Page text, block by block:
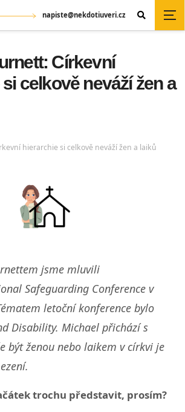
napiste@nekdotiuveri.cz
Církevní
celkově neváží žen a
hierarchie si celkově neváží žen a laiků
jsme mluvili
Safeguarding Conference v
letoční konference bylo
Disability. Michael přichází s
být ženou nebo laikem v církvi je
trochu představit, prosím?